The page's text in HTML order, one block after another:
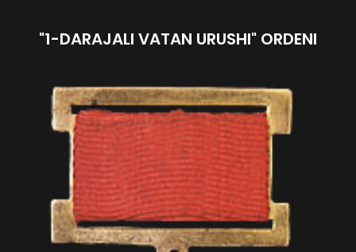
"1-DARAJALI VATAN URUSHI" ORDENI